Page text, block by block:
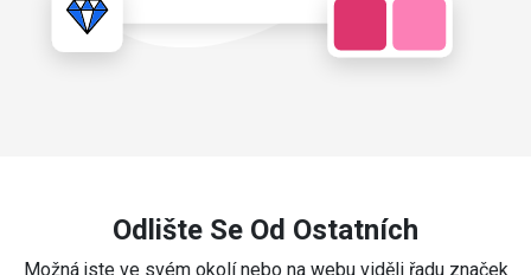
Odlište Se Od Ostatních
Možná jste ve svém okolí nebo na webu viděli řadu značek